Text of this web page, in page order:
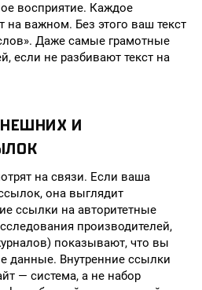
восприятие. Каждое
на важном. Без этого ваш текст
Даже самые грамотные
если не разбивают текст на
И
на связи. Если ваша
она выглядит
ссылки на авторитетные
производителей,
показывают, что вы
данные. Внутренние ссылки
— система, а не набор